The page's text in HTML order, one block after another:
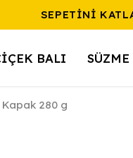
SEPETİNİ
BALI
Kapak 280 g